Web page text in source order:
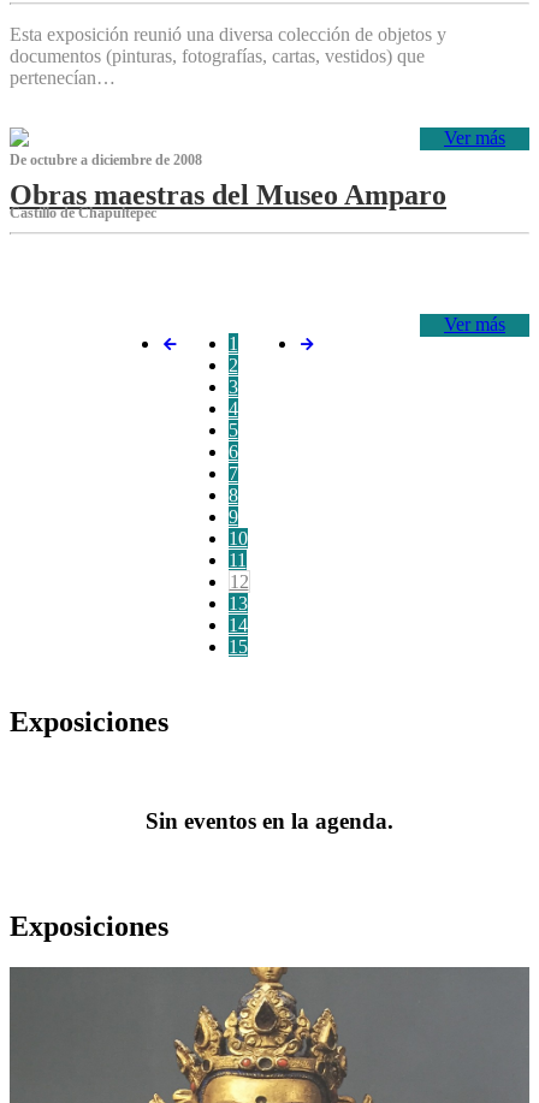
Esta exposición reunió una diversa colección de objetos y
documentos (pinturas, fotografías, cartas, vestidos) que
pertenecían…
Ver más
De octubre a diciembre de 2008
Obras maestras del Museo Amparo
Castillo de Chapultepec
Ver más
1
2
3
4
5
6
7
8
9
10
11
12
13
14
15
Exposiciones
Sin eventos en la agenda.
Exposiciones